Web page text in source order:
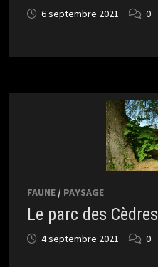
6 septembre 2021 0
FAUNE/ PAYSAGE
Le parc des Cèdres
4 septembre 2021 0